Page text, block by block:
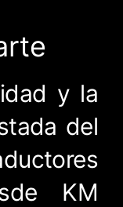
y la
del
KM